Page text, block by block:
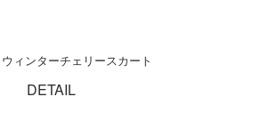
DETAIL